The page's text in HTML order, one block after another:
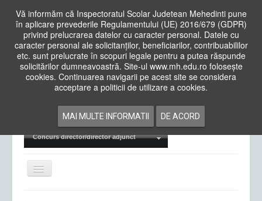
Vă informăm că Inspectoratul Scolar Judetean Mehedinti pune
în aplicare prevederile Regulamentului (UE) 2016/679 (GDPR)
privind prelucrarea datelor cu caracter personal. Datele cu
caracter personal ale solicitanților, beneficiarilor, contribuabililor
etc. sunt prelucrate în scopuri legale pentru a putea răspunde
solicitărilor dumneavoastră. Site-ul www.mh.edu.ro folosește
cookies. Continuarea navigarii pe acest site se considera
acceptare a politicii de utilizare a cookies.
MAI MULTE INFORMATII DE ACORD
Cauta
in
siteAcasa Cadre Didactice
Examene Naționale
Concurs director/director adjunct
Comută
navigarea